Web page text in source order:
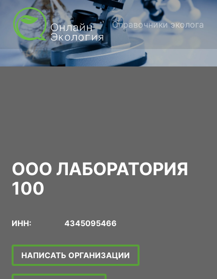
Справочники эколога
ООО ЛАБОРАТОРИЯ
100
ИНН: 4345095466
НАПИСАТЬ ОРГАНИЗАЦИИ